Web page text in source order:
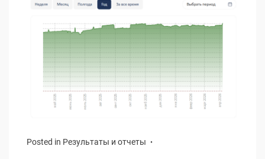
Posted in Результаты и отчеты